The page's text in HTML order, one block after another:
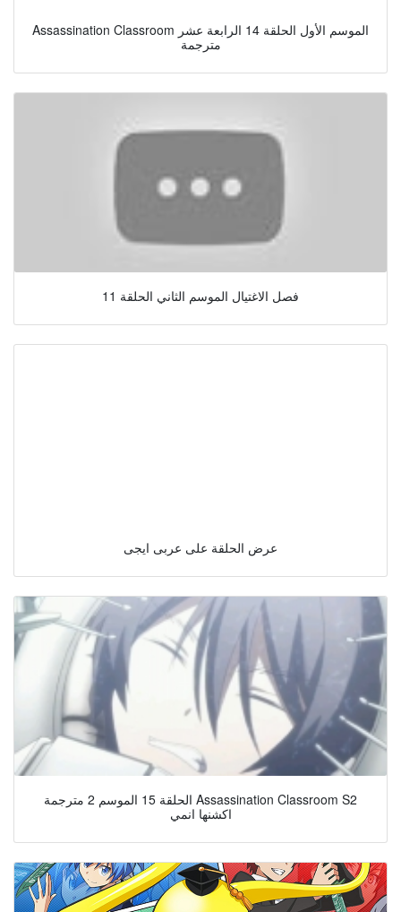
Assassination Classroom الموسم الأول الحلقة 14 الرابعة عشر
مترجمة
فصل الاغتيال الموسم الثاني الحلقة 11
عرض الحلقة على عربى ايجى
الحلقة 15 الموسم 2 مترجمة Assassination Classroom S2
اكشنها انمي